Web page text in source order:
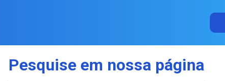
Pesquise em nossa página